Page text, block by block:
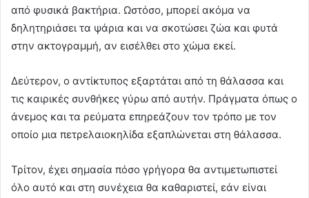
από φυσικά βακτήρια. Ωστόσο, μπορεί ακόμα να
δηλητηριάσει τα ψάρια και να σκοτώσει ζώα και φυτά
στην ακτογραμμή, αν εισέλθει στο χώμα εκεί.
Δεύτερον, ο αντίκτυπος εξαρτάται από τη θάλασσα και
τις καιρικές συνθήκες γύρω από αυτήν. Πράγματα όπως ο
άνεμος και τα ρεύματα επηρεάζουν τον τρόπο με τον
οποίο μια πετρελαιοκηλίδα εξαπλώνεται στη θάλασσα.
Τρίτον, έχει σημασία πόσο γρήγορα θα αντιμετωπιστεί
όλο αυτό και στη συνέχεια θα καθαριστεί, εάν είναι